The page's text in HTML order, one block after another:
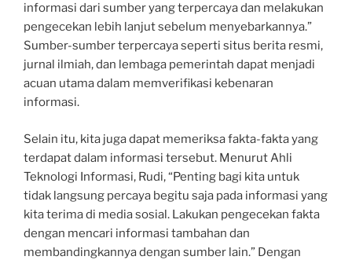
informasi dari sumber yang terpercaya dan melakukan
pengecekan lebih lanjut sebelum menyebarkannya.”
Sumber-sumber terpercaya seperti situs berita resmi,
jurnal ilmiah, dan lembaga pemerintah dapat menjadi
acuan utama dalam memverifikasi kebenaran
informasi.
Selain itu, kita juga dapat memeriksa fakta-fakta yang
terdapat dalam informasi tersebut. Menurut Ahli
Teknologi Informasi, Rudi, “Penting bagi kita untuk
tidak langsung percaya begitu saja pada informasi yang
kita terima di media sosial. Lakukan pengecekan fakta
dengan mencari informasi tambahan dan
membandingkannya dengan sumber lain.” Dengan